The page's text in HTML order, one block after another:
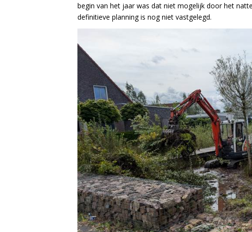
begin van het jaar was dat niet mogelijk door het
definitieve planning is nog niet vastgelegd.